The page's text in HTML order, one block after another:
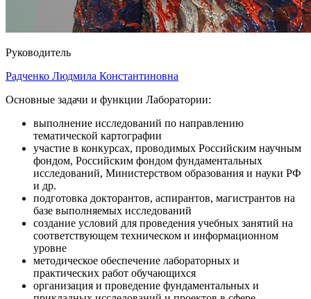
Руководитель
Радченко Людмила Константиновна
Основные задачи и функции Лаборатории:
выполнение исследований по направлению
тематической картографии
участие в конкурсах, проводимых Российским научным
фондом, Российским фондом фундаментальных
исследований, Министерством образования и науки РФ
и др.
подготовка докторантов, аспирантов, магистрантов на
базе выполняемых исследований
создание условий для проведения учебных занятий на
соответствующем техническом и информационном
уровне
методическое обеспечение лабораторных и
практических работ обучающихся
организация и проведение фундаментальных и